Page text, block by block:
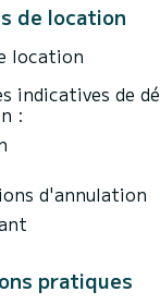
à
de location
location
indicatives de
:
d'annulation
pratiques